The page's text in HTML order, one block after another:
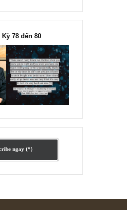
mua cổ phiếu dài hạn
tranh”, ngài Philip